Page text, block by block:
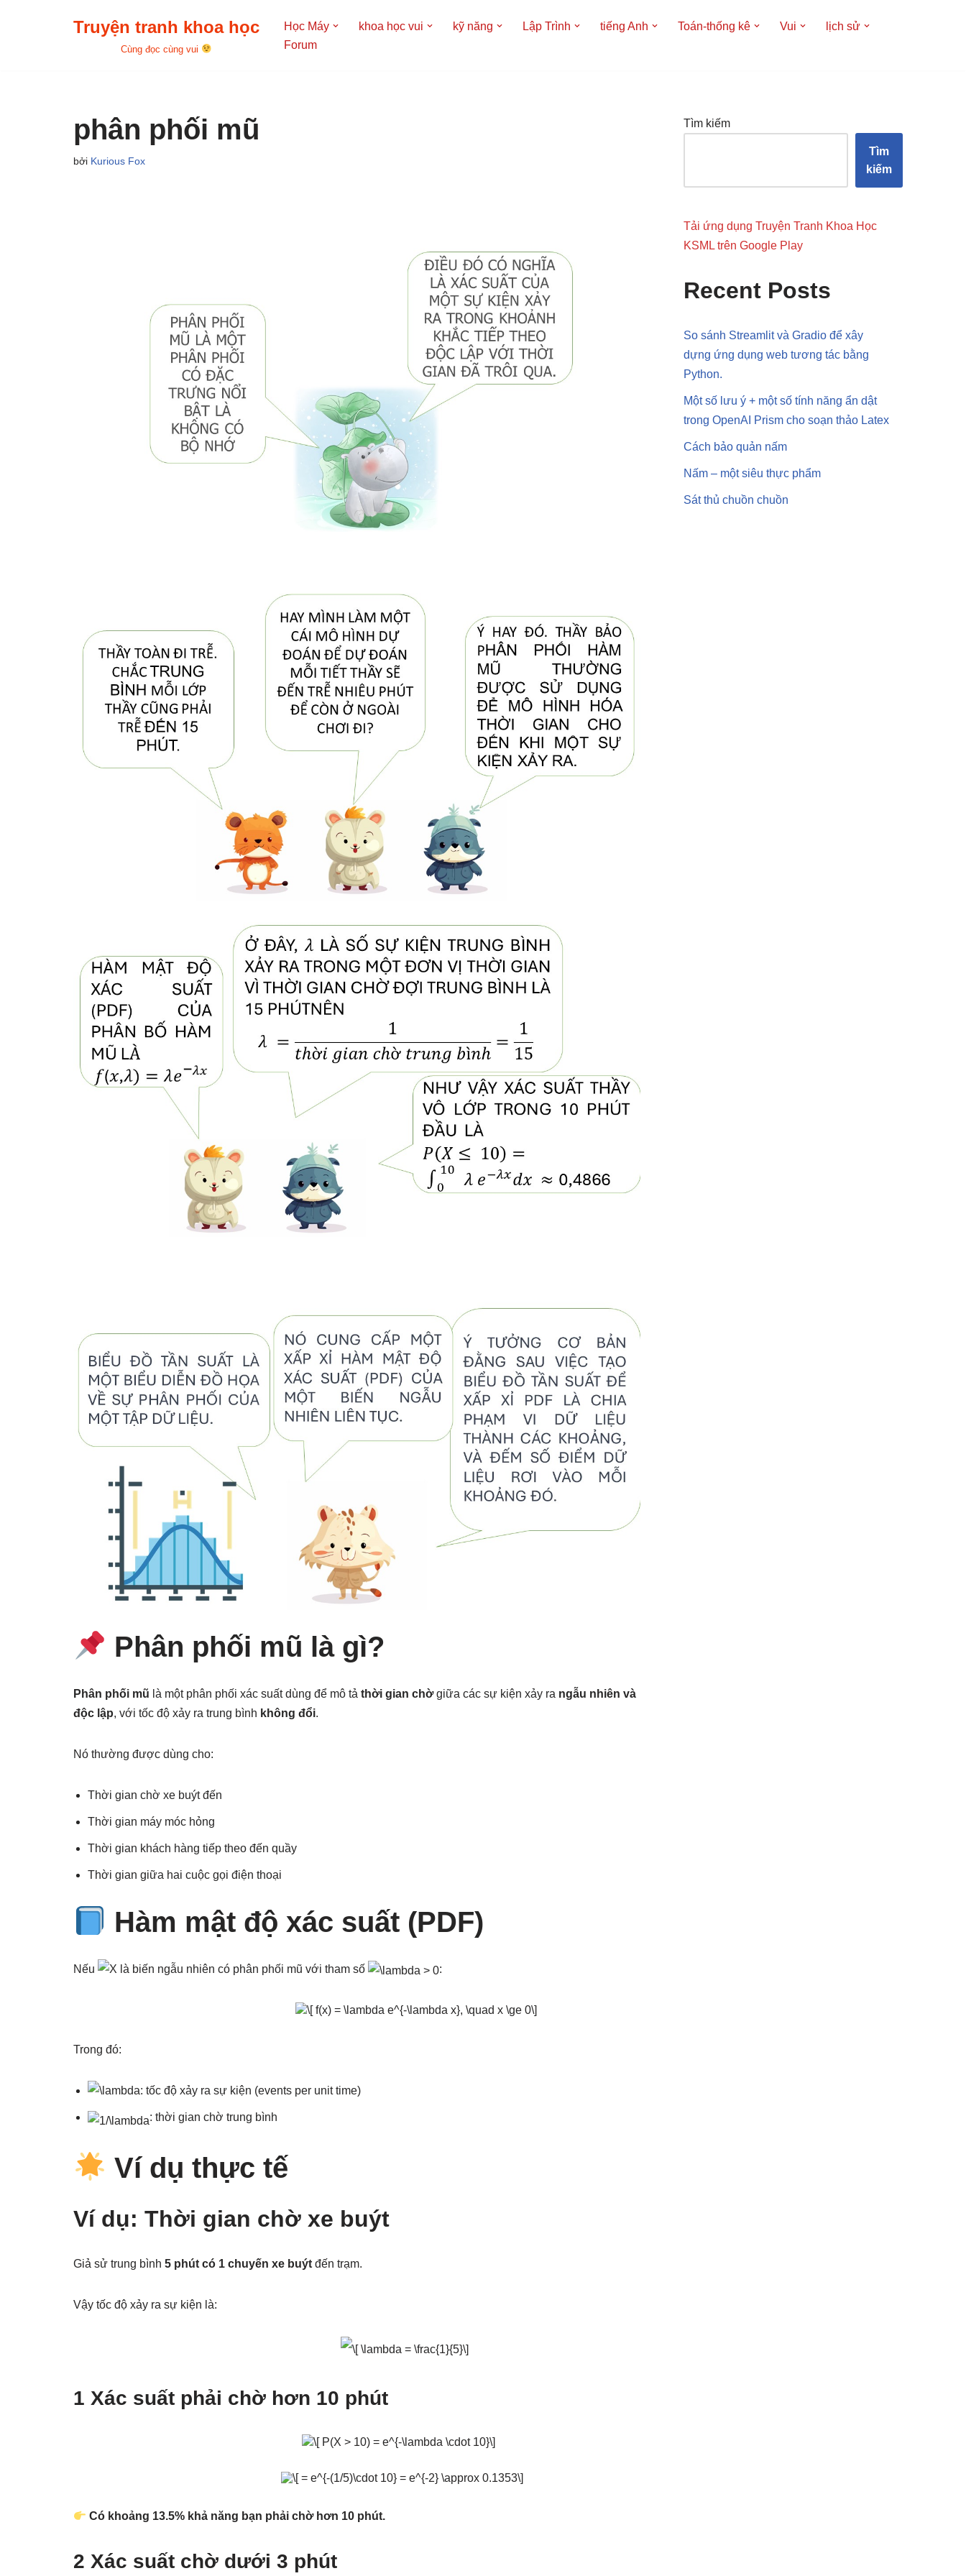
Truyện tranh khoa học
Cùng đọc cùng vui
Học Máy khoa học vui kỹ năng Lập Trình tiếng Anh Toán-thống kê Vui
lịch sử
Forum
phân phối mũ
bởi Kurious Fox
Phân phối mũ là gì?
Phân phối mũ là một phân phối xác suất dùng để mô tả thời gian chờgiữa các sự kiện xảy ra ngẫu nhiên và
độc lập, với tốc độ xảy ra trung bình không đổi.
Nó thường được dùng cho:
Thời gian chờ xe buýt đến
Thời gian máy móc hỏng
Thời gian khách hàng tiếp theo đến quầy
Thời gian giữa hai cuộc gọi điện thoại
Hàm mật độ xác suất (PDF)
Nếu là biến ngẫu nhiên có phân phối mũ với tham số :
Trong đó:
: tốc độ xảy ra sự kiện (events per unit time)
: thời gian chờ trung bình
Ví dụ thực tế
Ví dụ: Thời gian chờ xe buýt
Giả sử trung bình 5 phút có 1 chuyến xe buýt đến trạm.
Vậy tốc độ xảy ra sự kiện là:
1 Xác suất phải chờ hơn 10 phút
Có khoảng 13.5% khả năng bạn phải chờ hơn 10 phút.
2 Xác suất chờ dưới 3 phút
Tìm kiếm
Tìm
kiếm
Tải ứng dụng Truyện Tranh Khoa Học
KSML trên Google Play
Recent Posts
So sánh Streamlit và Gradio để xây
dựng ứng dụng web tương tác bằng
Python.
Một số lưu ý + một số tính năng ẩn dật
trong OpenAI Prism cho soạn thảo Latex
Cách bảo quản nấm
Nấm – một siêu thực phẩm
Sát thủ chuồn chuồn